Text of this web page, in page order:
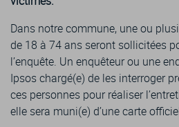
Dans notre commune, une ou
de 18 à 74 ans seront sollicitées
l’enquête. Un enquêteur ou une
Ipsos chargé(e) de les interroger
ces personnes pour réaliser
elle sera muni(e) d’une carte